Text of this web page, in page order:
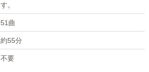
す。
51曲
約55分
不要